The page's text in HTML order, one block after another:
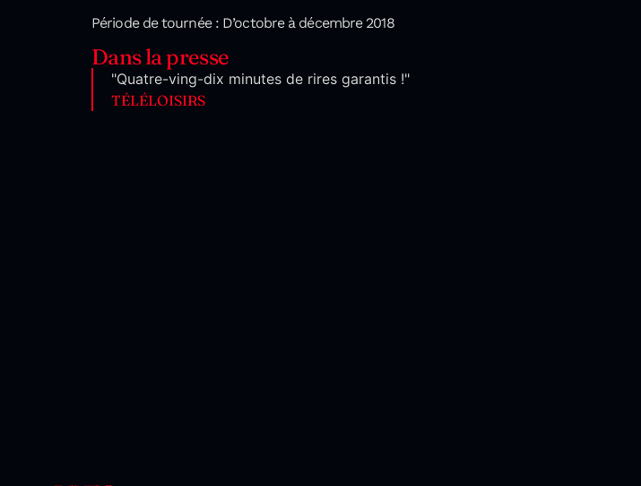
Période de tournée : D’octobre à décembre 2018
Dans la presse
"Quatre-ving-dix minutes de rires garantis !"
TÉLÉLOISIRS